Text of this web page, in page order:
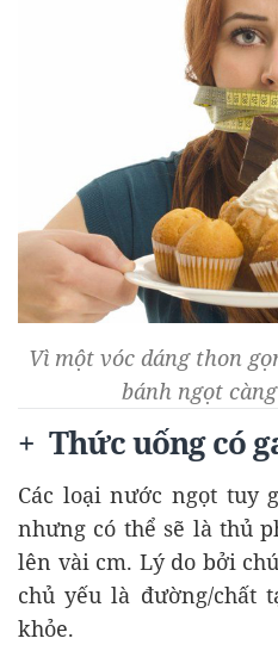
Vì một vóc dáng thon
bánh ngọt
+ Thức uống có
Các loại nước ngọt tuy
nhưng có thể sẽ là thủ
lên vài cm. Lý do bởi
chủ yếu là đường/chất
khỏe.